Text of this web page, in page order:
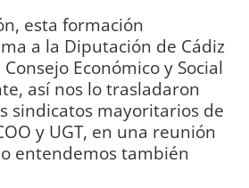
esta formación
a la Diputación de Cádiz
Económico y Social
así nos lo trasladaron
sindicatos mayoritarios de
y UGT, en una reunión
entendemos también